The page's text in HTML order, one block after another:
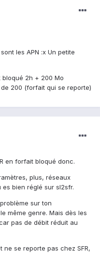
les APN :x Un petite
2h + 200 Mo
200 (forfait qui se reporte)
en forfait bloqué donc.
plus, réseaux
bien réglé sur sl2sfr.
sur ton
même genre. Mais dès les
pas de débit réduit au
se reporte pas chez SFR,